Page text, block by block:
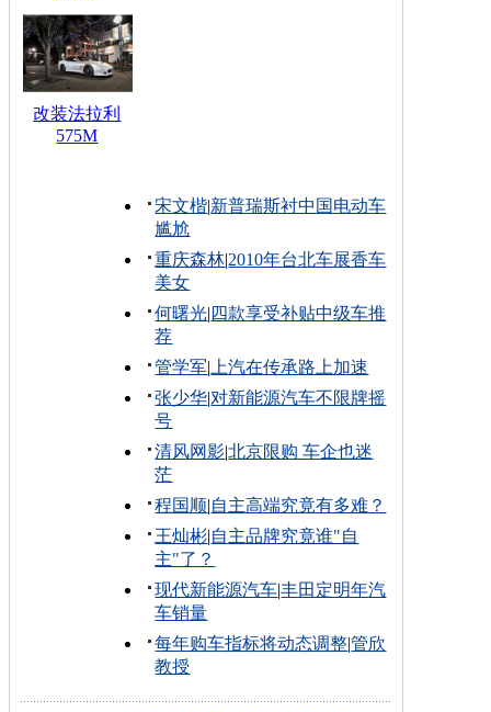
改装法拉利
575M
宋文楷|新普瑞斯衬中国电动车
尴尬
重庆森林|2010年台北车展香车
美女
何曙光| 四款享受补贴中级车推
荐
管学军| 上汽在传承路上加速
张少华|对新能源汽车不限牌摇
号
清风网影|北京限购 车企也迷
茫
程国顺|自主高端究竟有多难？
王灿彬|自主品牌究竟谁"自
主"了？
现代新能源汽车|丰田定明年汽
车销量
每年购车指标将动态调整|管欣
教授